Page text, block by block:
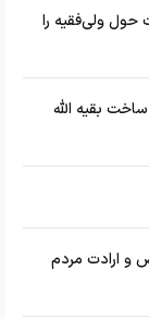
حول ولی‌فقیه را
بقیه الله
و ارادت مردم